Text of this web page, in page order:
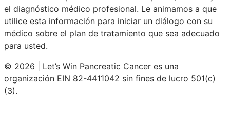
el diagnóstico médico profesional. Le animamos a que
utilice esta información para iniciar un diálogo con su
médico sobre el plan de tratamiento que sea adecuado
para usted.
© 2026 | Let’s Win Pancreatic Cancer es una
organización EIN 82-4411042 sin fines de lucro 501(c)
(3).